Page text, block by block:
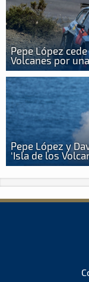
Pepe López
Volcanes por
Pepe López y
'Isla de los